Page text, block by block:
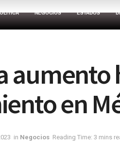
NEGOCIOS ESTADOS
en
in Negocios Reading Time: 3 mins